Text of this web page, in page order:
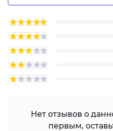
Нет отзывов о
первым,